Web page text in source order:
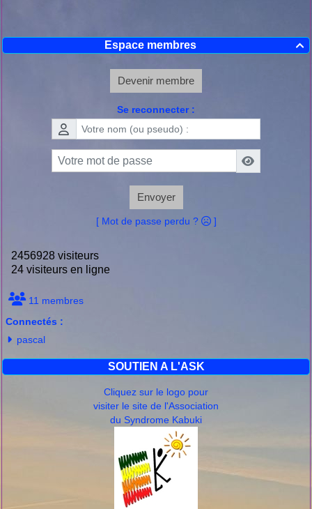

Espace membres
Devenir membre
Se reconnecter :
Envoyer
[ Mot de passe perdu ? ]
2456928 visiteurs
24 visiteurs en ligne
11 membres
Connectés :
pascal
SOUTIEN A L'ASK
Cliquez sur le logo pour
visiter le site de l'Association
du Syndrome Kabuki